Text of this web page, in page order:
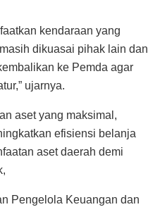
kendaraan yang
dikuasai pihak lain dan
ke Pemda agar
ujarnya.
aset yang maksimal,
efisiensi belanja
aset daerah demi
Pengelola Keuangan dan